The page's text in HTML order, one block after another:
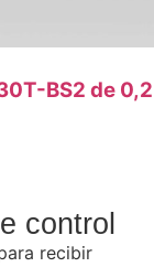
BS2 de 0,2
control
recibir